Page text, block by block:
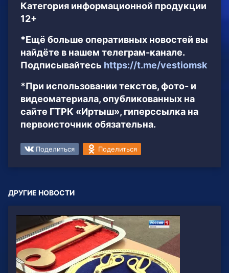
Категория информационной продукции
12+
*Ещё больше оперативных новостей вы
найдёте в нашем телеграм-канале.
Подписывайтесь https://t.me/vestiomsk
*При использовании текстов, фото- и
видеоматериала, опубликованных на
сайте ГТРК «Иртыш», гиперссылка на
первоисточник обязательна.
Поделиться Поделиться
ДРУГИЕ НОВОСТИ